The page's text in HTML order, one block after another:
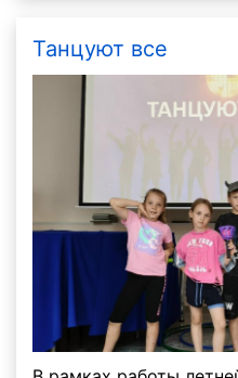
Танцуют все